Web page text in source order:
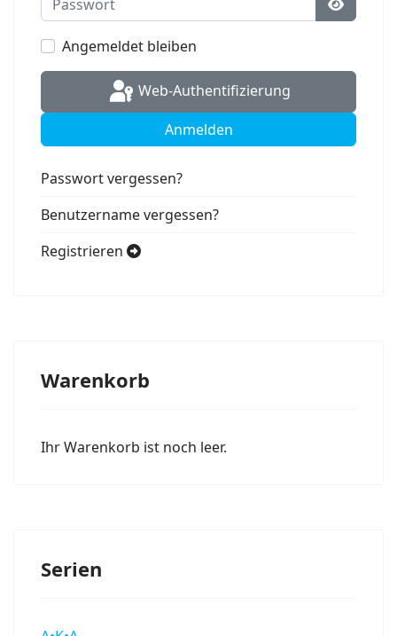
Angemeldet bleiben
Web-Authentifizierung
Anmelden
Passwort vergessen?
Benutzername vergessen?
Registrieren
Warenkorb
Ihr Warenkorb ist noch leer.
Serien